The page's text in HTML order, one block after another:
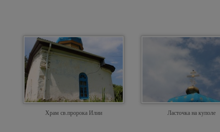
Храм св.пророка Илии Ласточка на куполе